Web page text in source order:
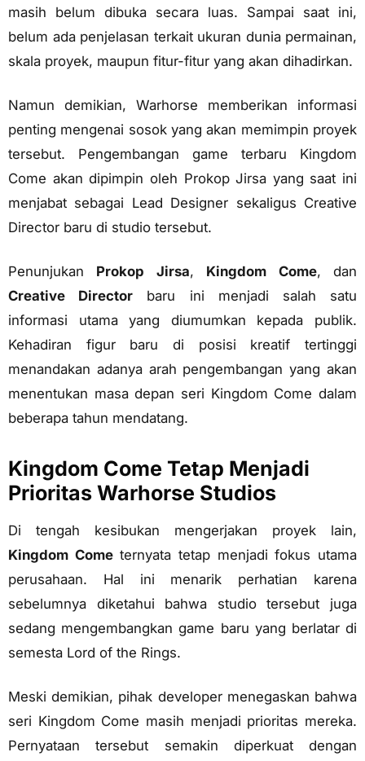
masih belum dibuka secara luas. Sampai saat ini,
belum ada penjelasan terkait ukuran dunia permainan,
skala proyek, maupun fitur-fitur yang akan dihadirkan.
Namun demikian, Warhorse memberikan informasi
penting mengenai sosok yang akan memimpin proyek
tersebut. Pengembangan game terbaru Kingdom
Come akan dipimpin oleh Prokop Jirsa yang saat ini
menjabat sebagai Lead Designer sekaligus Creative
Director baru di studio tersebut.
Penunjukan Prokop Jirsa, Kingdom Come, dan
Creative Director baru ini menjadi salah satu
informasi utama yang diumumkan kepada publik.
Kehadiran figur baru di posisi kreatif tertinggi
menandakan adanya arah pengembangan yang akan
menentukan masa depan seri Kingdom Come dalam
beberapa tahun mendatang.
Kingdom Come Tetap Menjadi
Prioritas Warhorse Studios
Di tengah kesibukan mengerjakan proyek lain,
Kingdom Cometernyata tetap menjadi fokus utama
perusahaan. Hal ini menarik perhatian karena
sebelumnya diketahui bahwa studio tersebut juga
sedang mengembangkan game baru yang berlatar di
semesta Lord of the Rings.
Meski demikian, pihak developer menegaskan bahwa
seri Kingdom Come masih menjadi prioritas mereka.
Pernyataan tersebut semakin diperkuat dengan